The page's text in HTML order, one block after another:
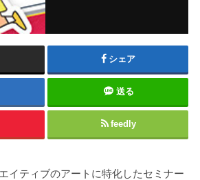
シェア
送る
feedly
イティブのアートに特化したセミナー